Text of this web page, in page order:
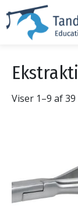
Viser 1–9 af